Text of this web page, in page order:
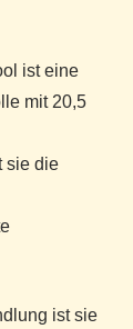
ist eine
mit 20,5
sie die
ist sie